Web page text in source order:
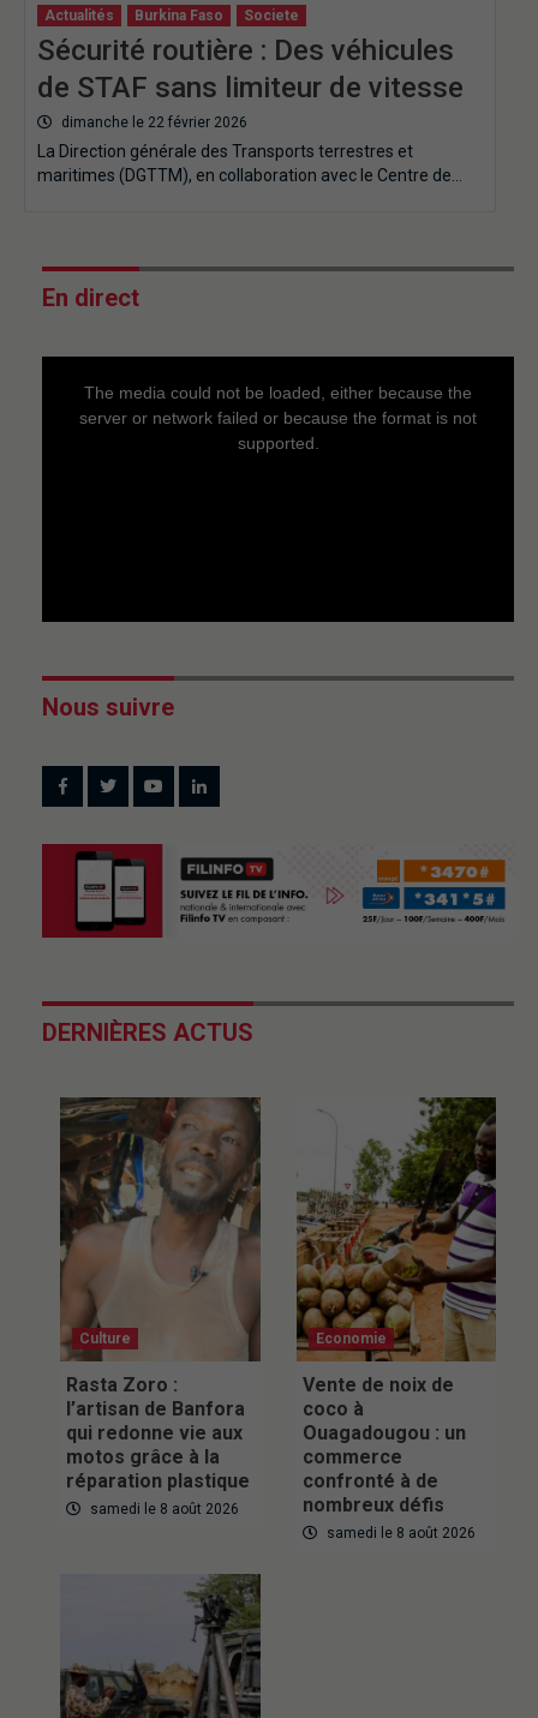
Actualités Burkina Faso Societe
Sécurité routière : Des véhicules
de STAF sans limiteur de vitesse
dimanche le 22 février 2026
La Direction générale des Transports terrestres et
maritimes (DGTTM), en collaboration avec le Centre de…
En direct
The media could not be loaded, either because the
server or network failed or because the format is not
supported.
Nous suivre
DERNIÈRES ACTUS
Culture
Rasta Zoro :
l’artisan de Banfora
qui redonne vie aux
motos grâce à la
réparation plastique
samedi le 8 août 2026
Economie
Vente de noix de
coco à
Ouagadougou : un
commerce
confronté à de
nombreux défis
samedi le 8 août 2026